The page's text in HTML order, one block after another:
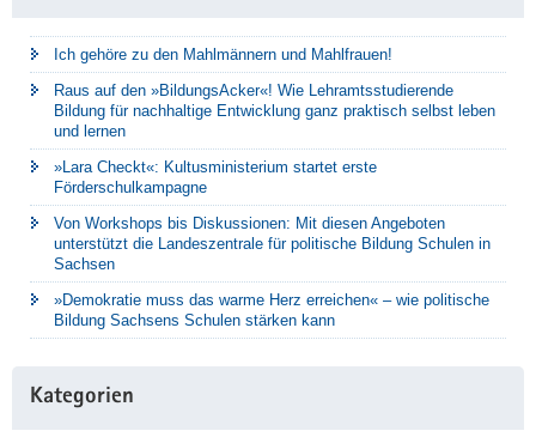
Ich gehöre zu den Mahlmännern und Mahlfrauen!
Raus auf den »BildungsAcker«! Wie Lehramtsstudierende
Bildung für nachhaltige Entwicklung ganz praktisch selbst leben
und lernen
»Lara Checkt«: Kultusministerium startet erste
Förderschulkampagne
Von Workshops bis Diskussionen: Mit diesen Angeboten
unterstützt die Landeszentrale für politische Bildung Schulen in
Sachsen
»Demokratie muss das warme Herz erreichen« – wie politische
Bildung Sachsens Schulen stärken kann
Kategorien